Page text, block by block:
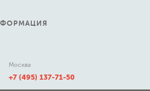
Москва
+7 (495) 137-71-50